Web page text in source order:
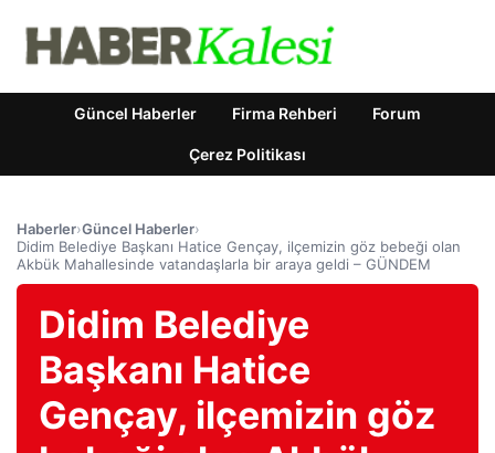
Güncel Haberler Firma Rehberi Forum
Çerez Politikası
Haberler›Güncel Haberler›
Didim Belediye Başkanı Hatice Gençay, ilçemizin göz bebeği olan
Akbük Mahallesinde vatandaşlarla bir araya geldi – GÜNDEM
Didim Belediye
Başkanı Hatice
Gençay, ilçemizin göz